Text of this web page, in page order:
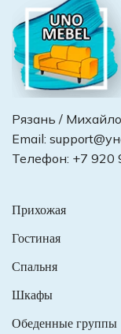
Рязань /
Email:
Телефон: +7 920
Прихожая
Гостиная
Спальня
Шкафы
Обеденные группы